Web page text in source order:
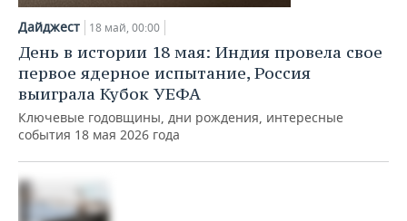
Дайджест 18 май, 00:00
День в истории 18 мая: Индия провела свое
первое ядерное испытание, Россия
выиграла Кубок УЕФА
Ключевые годовщины, дни рождения, интересные
события 18 мая 2026 года